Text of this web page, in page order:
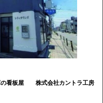
看板屋 株式会社カントラ工房